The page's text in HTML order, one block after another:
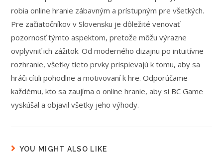
robia online hranie zábavným a prístupným pre všetkých.
Pre začiatočníkov v Slovensku je dôležité venovať
pozornosť týmto aspektom, pretože môžu výrazne
ovplyvniť ich zážitok. Od moderného dizajnu po intuitívne
rozhranie, všetky tieto prvky prispievajú k tomu, aby sa
hráči cítili pohodlne a motivovaní k hre. Odporúčame
každému, kto sa zaujíma o online hranie, aby si BC Game
vyskúšal a objavil všetky jeho výhody.
YOU MIGHT ALSO LIKE